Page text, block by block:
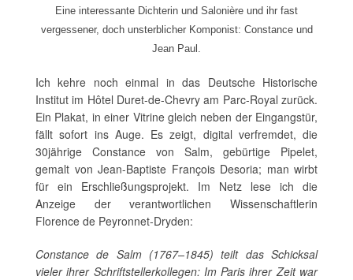
Eine interessante Dichterin und Salonière und ihr fast
vergessener, doch unsterblicher Komponist: Constance und
Jean Paul.
Ich kehre noch einmal in das Deutsche Historische
Institut im Hôtel Duret-de-Chevry am Parc-Royal zurück.
Ein Plakat, in einer Vitrine gleich neben der Eingangstür,
fällt sofort ins Auge. Es zeigt, digital verfremdet, die
30jährige Constance von Salm, gebürtige Pipelet,
gemalt von Jean-Baptiste François Desoria; man wirbt
für ein Erschließungsprojekt. Im Netz lese ich die
Anzeige der verantwortlichen Wissenschaftlerin
Florence de Peyronnet-Dryden:
Constance de Salm (1767–1845) teilt das Schicksal
vieler ihrer Schriftstellerkollegen: Im Paris ihrer Zeit war